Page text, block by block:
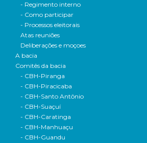
- Regimento interno
- Como participar
- Processos eleitorais
Atas reuniões
Deliberações e moçoes
A bacia
Comitês da bacia
- CBH-Piranga
- CBH-Piracicaba
- CBH-Santo Antônio
- CBH-Suaçuí
- CBH-Caratinga
- CBH-Manhuaçu
- CBH-Guandu